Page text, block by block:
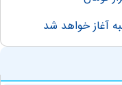
آغاز خواهد شد